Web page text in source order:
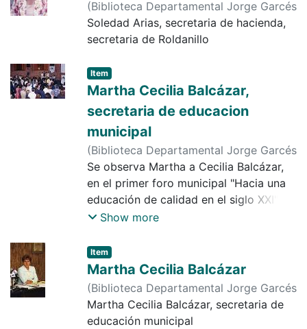
(Biblioteca Departamental Jorge Garcés
Borrero, 1991-01-05)Cruz
Soledad Arias, secretaria de hacienda,
secretaria de Roldanillo
Item
Martha Cecilia Balcázar,
secretaria de educacion
municipal
(Biblioteca Departamental Jorge Garcés
Borrero,1999-12-02)Diario Occidente
Se observa Martha a Cecilia Balcázar,
en el primer foro municipal "Hacia una
educación de calidad en el siglo XXI", el
evento cuenta con la presencia de
educación y centros educativos del
sector público y privado.
Show more
Item
Martha Cecilia Balcázar
(Biblioteca Departamental Jorge Garcés
Borrero ,1999-07-17)Pabón, Ortega
Martha Cecilia Balcázar, secretaria de
educación municipal